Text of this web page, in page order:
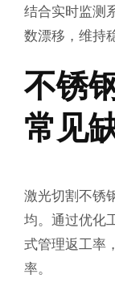
结合实时监测
数漂移，维持
不锈
常见
激光切割不锈
均。通过优化
式管理返工率
率。